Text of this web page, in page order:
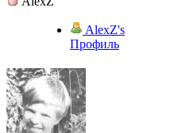
AlexZ's
Профиль